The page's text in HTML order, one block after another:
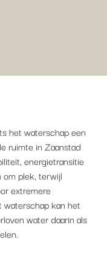
het waterschap een
ruimte in Zaanstad
energietransitie
plek, terwijl
extremere
waterschap kan het
water daarin als